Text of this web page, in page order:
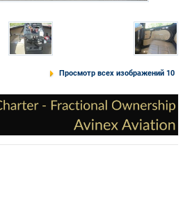
Просмотр всех изображений 10